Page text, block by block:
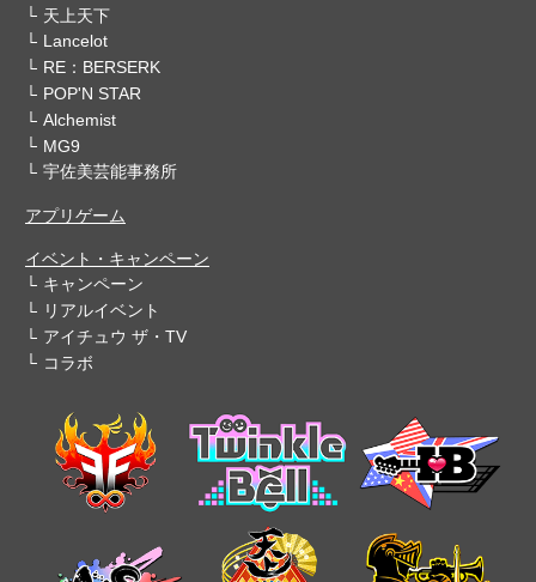
天上天下
Lancelot
RE：BERSERK
POP'N STAR
Alchemist
MG9
宇佐美芸能事務所
アプリゲーム
イベント・キャンペーン
キャンペーン
リアルイベント
アイチュウ ザ・TV
コラボ